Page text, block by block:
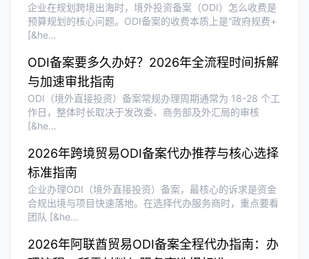
Olivia Wang ★★★★★
企业在规划跨境出海时，境外投资备案（ODI）怎么收费是
预算规划的核心问题。ODI备案的收费本质上是“政府规费+
[&he…
ODI备案要多久办好？2026年全流程时间拆解
与加速审批指南
ODI（境外直接投资）备案常规办理周期通常为 18-28 个工
作日，整体时长取决于发改委、商务部及外汇局的审核
[&he…
2026年跨境贸易ODI备案代办推荐与核心选择
标准指南
企业办理ODI（境外直接投资）备案，最核心的诉求是资金
合规出境与项目快速落地。在选择代办服务商时，重点要看
团队 [&he…
2026年阿联酋贸易ODI备案全程代办指南：办